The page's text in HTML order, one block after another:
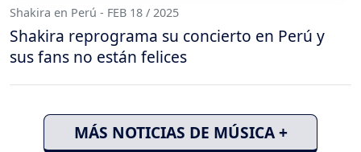
Shakira en Perú - FEB 18 / 2025
Shakira reprograma su concierto en Perú y
sus fans no están felices
MÁS NOTICIAS DE MÚSICA +